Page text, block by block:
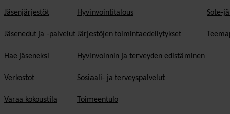
Jäsenjärjestöt
Jäsenedut ja -palvelut
Hae jäseneksi
Verkostot
Varaa kokoustila
Hyvinvointitalous
Järjestöjen toimintaedellytykset
Hyvinvoinnin ja terveyden edistäminen
Sosiaali- ja terveyspalvelut
Toimeentulo
Sote-